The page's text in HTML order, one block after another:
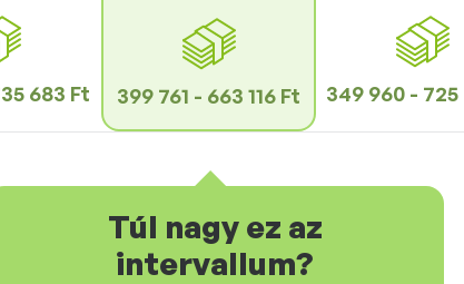
683 Ft 399 761 - 663 116 Ft 349 960 - 725
Túl nagy ez az
intervallum?